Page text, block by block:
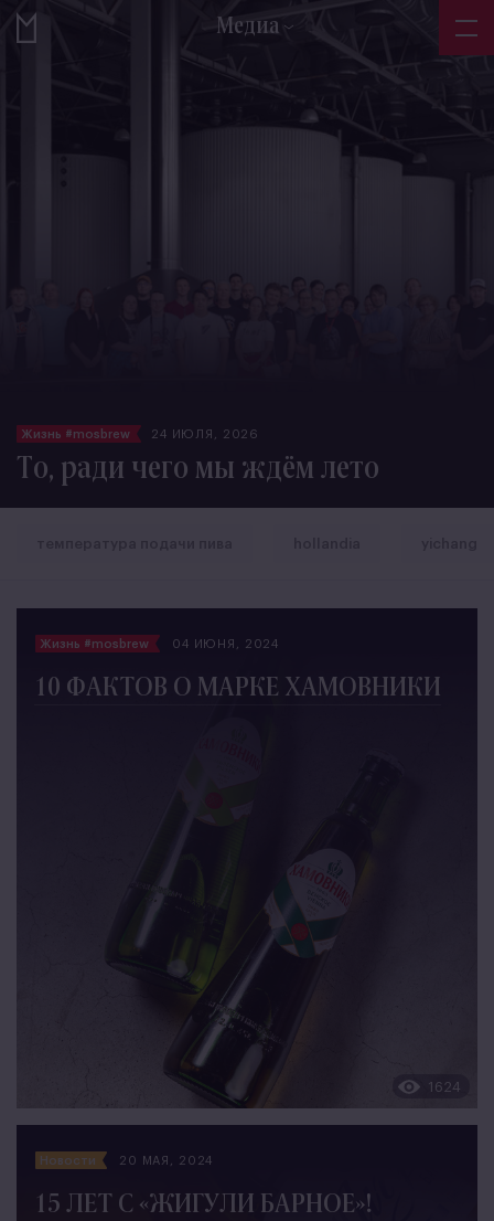
Медиа
Жизнь #mosbrew 24 ИЮЛЯ, 2026
То, ради чего мы ждём лето
Жизнь #mosbrew 04 ИЮНЯ, 2024
10 ФАКТОВ О МАРКЕ ХАМОВНИКИ
1624
Новости 20 МАЯ, 2024
15 ЛЕТ С «ЖИГУЛИ БАРНОЕ»!